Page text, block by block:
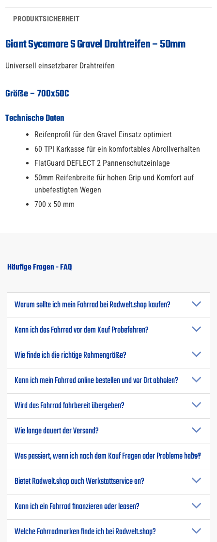
PRODUKTSICHERHEIT
Giant Sycamore S Gravel Drahtreifen – 50mm
Universell einsetzbarer Drahtreifen
Größe – 700x50C
Technische Daten
Reifenprofil für den Gravel Einsatz optimiert
60 TPI Karkasse für ein komfortables Abrollverhalten
FlatGuard DEFLECT 2 Pannenschutzeinlage
50mm Reifenbreite für hohen Grip und Komfort auf
unbefestigten Wegen
700 x 50 mm
Häufige Fragen - FAQ
Warum sollte ich mein Fahrrad bei Radwelt.shop kaufen?
Kann ich das Fahrrad vor dem Kauf Probefahren?
Wie finde ich die richtige Rahmengröße?
Kann ich mein Fahrrad online bestellen und vor Ort abholen?
Wird das Fahrrad fahrbereit übergeben?
Wie lange dauert der Versand?
Was passiert, wenn ich nach dem Kauf Fragen oder Probleme habe?
Bietet Radwelt.shop auch Werkstattservice an?
Kann ich ein Fahrrad finanzieren oder leasen?
Welche Fahrradmarken finde ich bei Radwelt.shop?